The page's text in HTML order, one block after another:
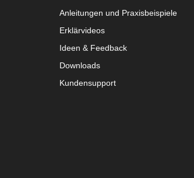
Anleitungen und Praxisbeispiele
Erklärvideos
Ideen & Feedback
Downloads
Kundensupport